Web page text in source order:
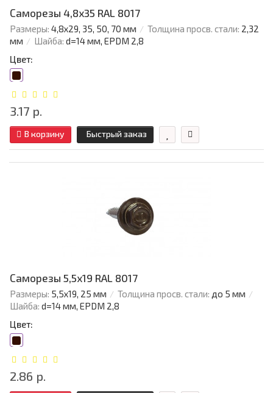
Саморезы 4,8х35 RAL 8017
Размеры: 4,8х29, 35, 50, 70 мм Толщина просв. стали: 2,32
мм
Шайба: d=14 мм, EPDM 2,8
Цвет:
3.17 р.
В корзину Быстрый заказ
Саморезы 5,5х19 RAL 8017
Размеры: 5,5х19, 25 мм Толщина просв. стали: до 5 мм
Шайба: d=14 мм, EPDM 2,8
Цвет:
2.86 р.